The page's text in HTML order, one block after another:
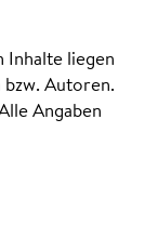
Inhalte liegen
bzw. Autoren.
Angaben